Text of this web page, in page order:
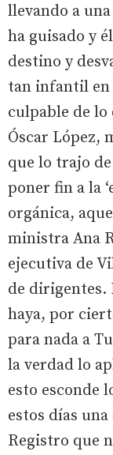
llevando a
ha guisado y
destino y
tan infantil en
culpable de lo
Óscar López,
que lo trajo
poner fin a la
orgánica,
ministra Ana
ejecutiva de
de dirigentes.
haya, por
para nada a
la verdad lo
esto esconde
estos días
Registro que